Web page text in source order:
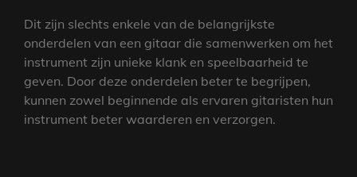
Dit zijn slechts enkele van de belangrijkste
onderdelen van een gitaar die samenwerken om het
instrument zijn unieke klank en speelbaarheid te
geven. Door deze onderdelen beter te begrijpen,
kunnen zowel beginnende als ervaren gitaristen hun
instrument beter waarderen en verzorgen.